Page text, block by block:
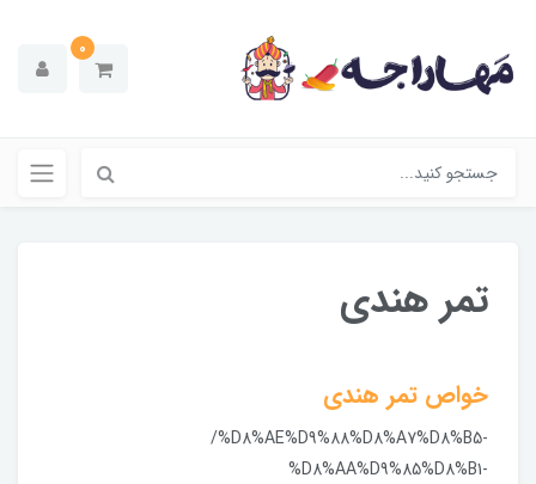
0
تمر هندی
خواص تمر هندی
/%D8%AE%D9%88%D8%A7%D8%B5-
%D8%AA%D9%85%D8%B1-